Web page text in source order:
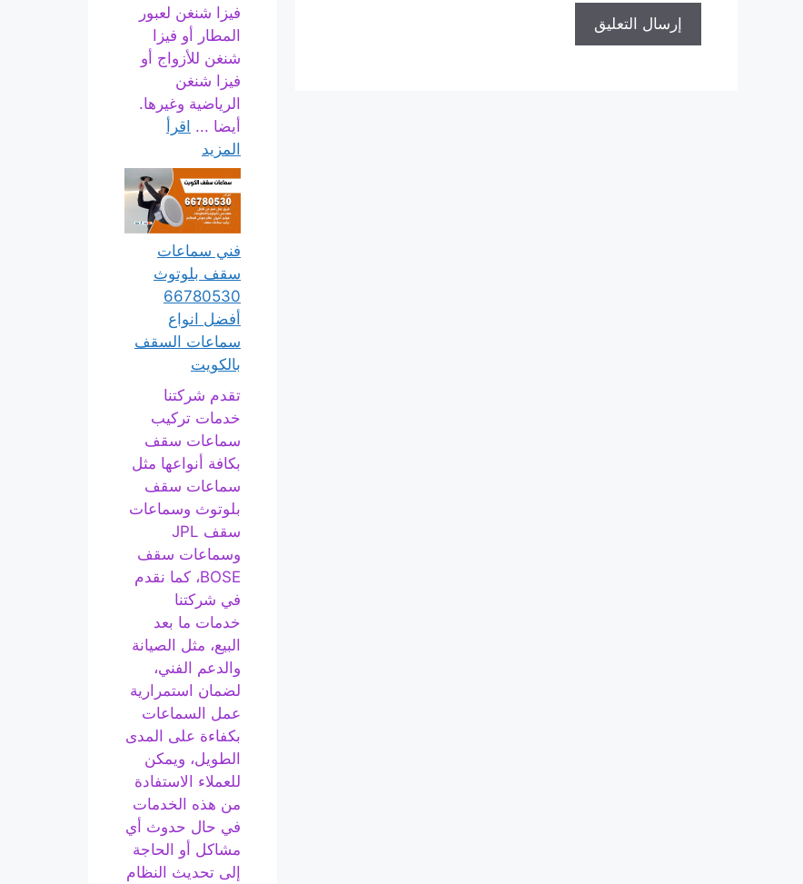
فيزا شنغن لعبور
المطار أو فيزا
شنغن للأزواج أو
فيزا شنغن
الرياضية وغيرها.
أيضا ... اقرأ
المزيد
فني سماعات
سقف بلوتوث
66780530
أفضل انواع
سماعات السقف
بالكويت
تقدم شركتنا
خدمات تركيب
سماعات سقف
بكافة أنواعها مثل
سماعات سقف
بلوتوث وسماعات
سقف JPL
وسماعات سقف
BOSE، كما نقدم
في شركتنا
خدمات ما بعد
البيع، مثل الصيانة
والدعم الفني،
لضمان استمرارية
عمل السماعات
بكفاءة على المدى
الطويل، ويمكن
للعملاء الاستفادة
من هذه الخدمات
في حال حدوث أي
مشاكل أو الحاجة
إلى تحديث النظام